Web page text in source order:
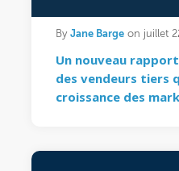
By Jane Bargeon juillet
Un nouveau
des vendeurs tiers
croissance des